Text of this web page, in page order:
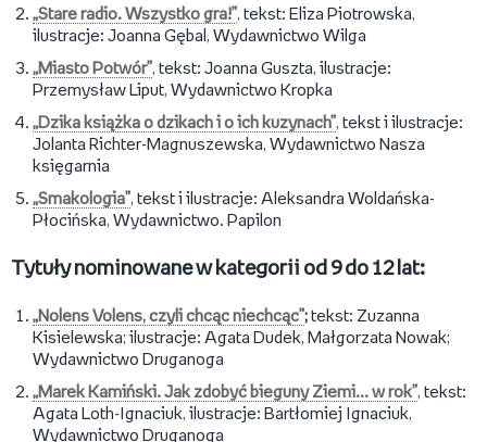
„Stare radio. Wszystko gra!”, tekst: Eliza Piotrowska,
ilustracje: Joanna Gębal, Wydawnictwo Wilga
„Miasto Potwór”, tekst: Joanna Guszta, ilustracje:
Przemysław Liput, Wydawnictwo Kropka
„Dzika książka o dzikach i o ich kuzynach”, tekst i ilustracje:
Jolanta Richter-Magnuszewska, Wydawnictwo Nasza
księgarnia
„Smakologia”, tekst i ilustracje: Aleksandra Woldańska-
Płocińska, Wydawnictwo. Papilon
Tytuły nominowane w kategorii od 9 do 12 lat:
„Nolens Volens, czyli chcąc niechcąc”; tekst: Zuzanna
Kisielewska; ilustracje: Agata Dudek, Małgorzata Nowak;
Wydawnictwo Druganoga
„Marek Kamiński. Jak zdobyć bieguny Ziemi... w rok”, tekst:
Agata Loth-Ignaciuk, ilustracje: Bartłomiej Ignaciuk,
Wydawnictwo Druganoga